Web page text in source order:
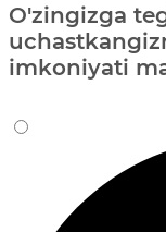
O'zingizga
imkoniyati